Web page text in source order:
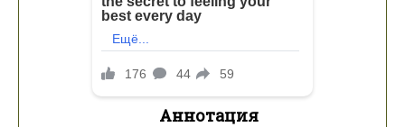
Аннотация